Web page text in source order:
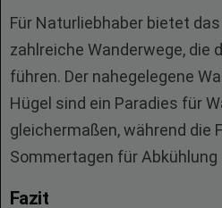
Für Naturliebhaber bietet
zahlreiche Wanderwege, die
führen. Der nahegelegene
Hügel sind ein Paradies für
gleichermaßen, während die
Sommertagen für Abkühlung
Fazit